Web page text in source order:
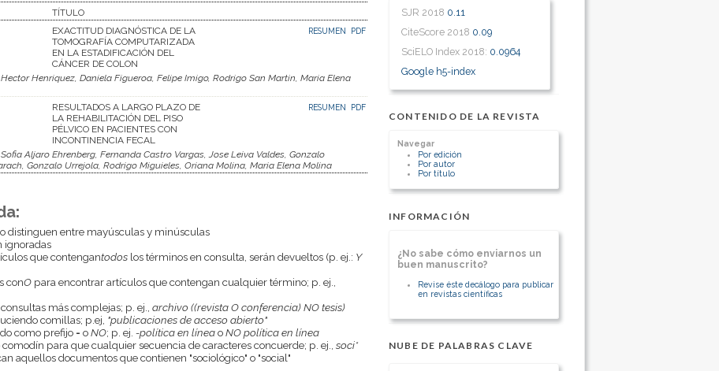
SJR 2018 0.11
CiteScore 2018 0.09
SciELO Index 2018: 0.0964
Google h5-index
CONTENIDO DE LA REVISTA
Navegar
Por edición
Por autor
Por título
INFORMACIÓN
¿No sabe cómo enviarnos un
buen manuscrito?
Revise éste decálogo para publicar
en revistas científicas
NUBE DE PALABRAS CLAVE
TÍTULO
EXACTITUD DIAGNÓSTICA DE LA
TOMOGRAFÍA COMPUTARIZADA
EN LA ESTADIFICACIÓN DEL
CÁNCER DE COLON
RESUMEN PDF
Henriquez, Daniela Figueroa, Felipe Imigo, Rodrigo San Martin, Maria Elena
RESULTADOS A LARGO PLAZO DE
LA REHABILITACIÓN DEL PISO
PÉLVICO EN PACIENTES CON
INCONTINENCIA FECAL
RESUMEN PDF
Aljaro Ehrenberg, Fernanda Castro Vargas, Jose Leiva Valdes, Gonzalo
Gonzalo Urrejola, Rodrigo Miguieles, Oriana Molina, Maria Elena Molina
distinguen entre mayúsculas y minúsculas
ignoradas
que contengantodoslos términos en consulta, serán devueltos (p. ej.: Y
conOpara encontrar artículos que contengan cualquier término; p. ej.,
más complejas; p. ej., archivo ((revista O conferencia) NO tesis)
comillas; p.ej, "publicaciones de acceso abierto"
como prefijo - oNO; p. ej. -política en líneaoNO política en línea
para que cualquier secuencia de caracteres concuerde; p. ej., soci*
aquellos documentos que contienen "sociológico" o "social"